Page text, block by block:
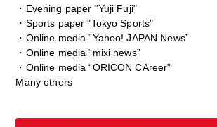
・Evening paper "Yuji Fuji"
・Sports paper "Tokyo Sports"
・Online media “Yahoo! JAPAN News”
・Online media “mixi news”
・Online media “ORICON CAreer”
Many others